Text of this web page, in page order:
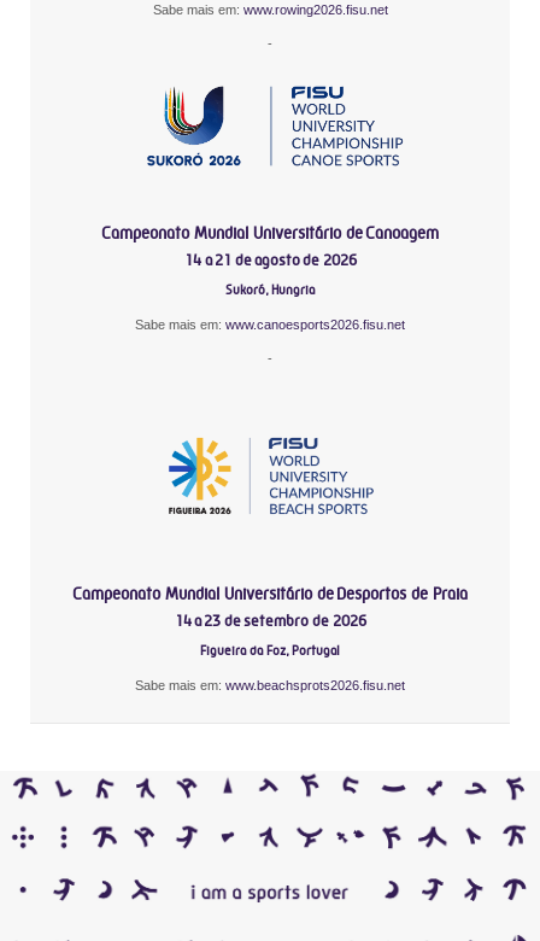
Sabe mais em: www.rowing2026.fisu.net
-
Campeonato Mundial Universitário de Canoagem
14 a 21 de agosto de 2026
Sukoró, Hungria
Sabe mais em: www.canoesports2026.fisu.net
-
Campeonato Mundial Universitário de Desportos de Praia
14 a 23 de setembro de 2026
Figueira da Foz, Portugal
Sabe mais em: www.beachsprots2026.fisu.net